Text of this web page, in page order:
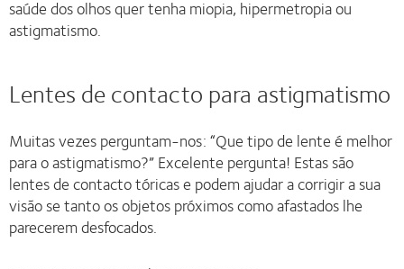
saúde dos olhos quer tenha miopia, hipermetropia ou
astigmatismo.
Lentes de contacto para astigmatismo
Muitas vezes perguntam-nos: “Que tipo de lente é melhor
para o astigmatismo?” Excelente pergunta! Estas são
lentes de contacto tóricas e podem ajudar a corrigir a sua
visão se tanto os objetos próximos como afastados lhe
parecerem desfocados.